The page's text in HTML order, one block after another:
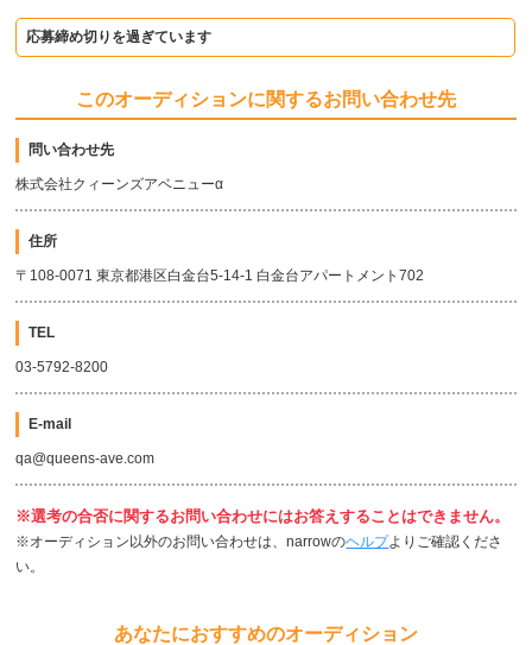
応募締め切りを過ぎています
このオーディションに関するお問い合わせ先
問い合わせ先
株式会社クィーンズアベニューα
住所
〒108-0071 東京都港区白金台5-14-1 白金台アパートメント702
TEL
03-5792-8200
E-mail
qa@queens-ave.com
※選考の合否に関するお問い合わせにはお答えすることはできません。
※オーディション以外のお問い合わせは、narrowのヘルプよりご確認くださ
い。
あなたにおすすめのオーディション